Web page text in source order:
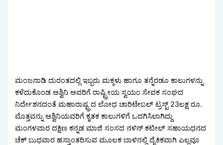
ಮಂಜನಾಡಿ ದುರಂತದಲ್ಲಿ ಇಬ್ಬರು ಮಕ್ಕಳು ಹಾಗೂ ತನ್ನೆರಡೂ ಕಾಲುಗಳನ್ನು
ಕಳೆದುಕೊಂಡ ಅಶ್ವಿನಿ ಅವರಿಗೆ ರಾಷ್ಟ್ರೀಯ ಸ್ವಯಂ ಸೇವಕ ಸಂಘದ
ನಿರ್ದೇಶನದಂತೆ ಮಹಾರಾಷ್ಟ್ರದ ಲೋಧ ಚಾರಿಟೇಬಲ್ ಟ್ರಸ್ಟ್ 23ಲಕ್ಷ ರೂ.
ಮೊತ್ತವನ್ನು ಅಶ್ವಿನಿಯವರಿಗೆ ಕೃತಕ ಕಾಲುಗಳಿಗೆ ಒದಗಿಸಿಲಾಗಿದ್ದು
ಮಂಗಳವಾರ ದಕ್ಷಿಣ ಕನ್ನಡ ಮಾಜಿ ಸಂಸದ ನಳಿನ್ ಕಟೀಲ್ ಸಹಾಯಧನದ
ಚೆಕ್ ಬುಧವಾರ ಹಸ್ತಾಂತರಿಸುವ ಮೂಲಕ ಬಾಳಿನಲ್ಲಿ ದೈಕಿಕವಾಗಿ ಎಲ್ಲವೂ